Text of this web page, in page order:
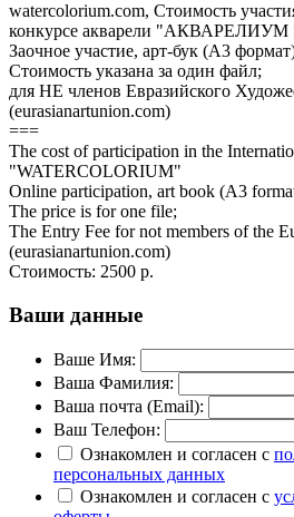
watercolorium.com, Стоимость
конкурсе акварели "АКВАРЕЛИУМ
Заочное участие, арт-бук (А3
Стоимость указана за один файл;
для НЕ членов Евразийского
(eurasianartunion.com)
===
The cost of participation in the
"WATERCOLORIUM"
Online participation, art book (A3
The price is for one file;
The Entry Fee for not members of the
(eurasianartunion.com)
Стоимость: 2500 р.
Ваши данные
Ваше Имя:
Ваша Фамилия:
Ваша почта (Email):
Ваш Телефон:
Ознакомлен и согласен с
персональных данных
Ознакомлен и согласен с